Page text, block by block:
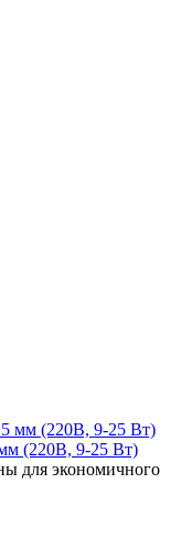
(220В, 9-25 Вт)
для экономичного